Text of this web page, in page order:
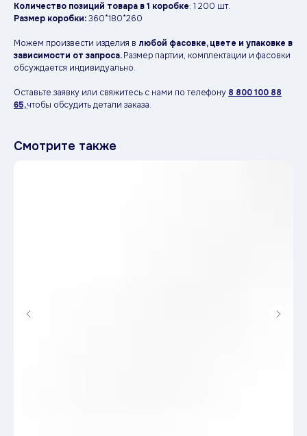
Количество позиций товара в 1 коробке: 1 200 шт.
Размер коробки:360*180*260
Можем произвести изделия в любой фасовке, цвете и упаковке в
зависимости от запроса.Размер партии, комплектации и фасовки
обсуждается индивидуально.
Оставьте заявку или свяжитесь с нами по телефону 8 800 100 88
65,чтобы обсудить детали заказа.
Смотрите также
Оставьте заявку —